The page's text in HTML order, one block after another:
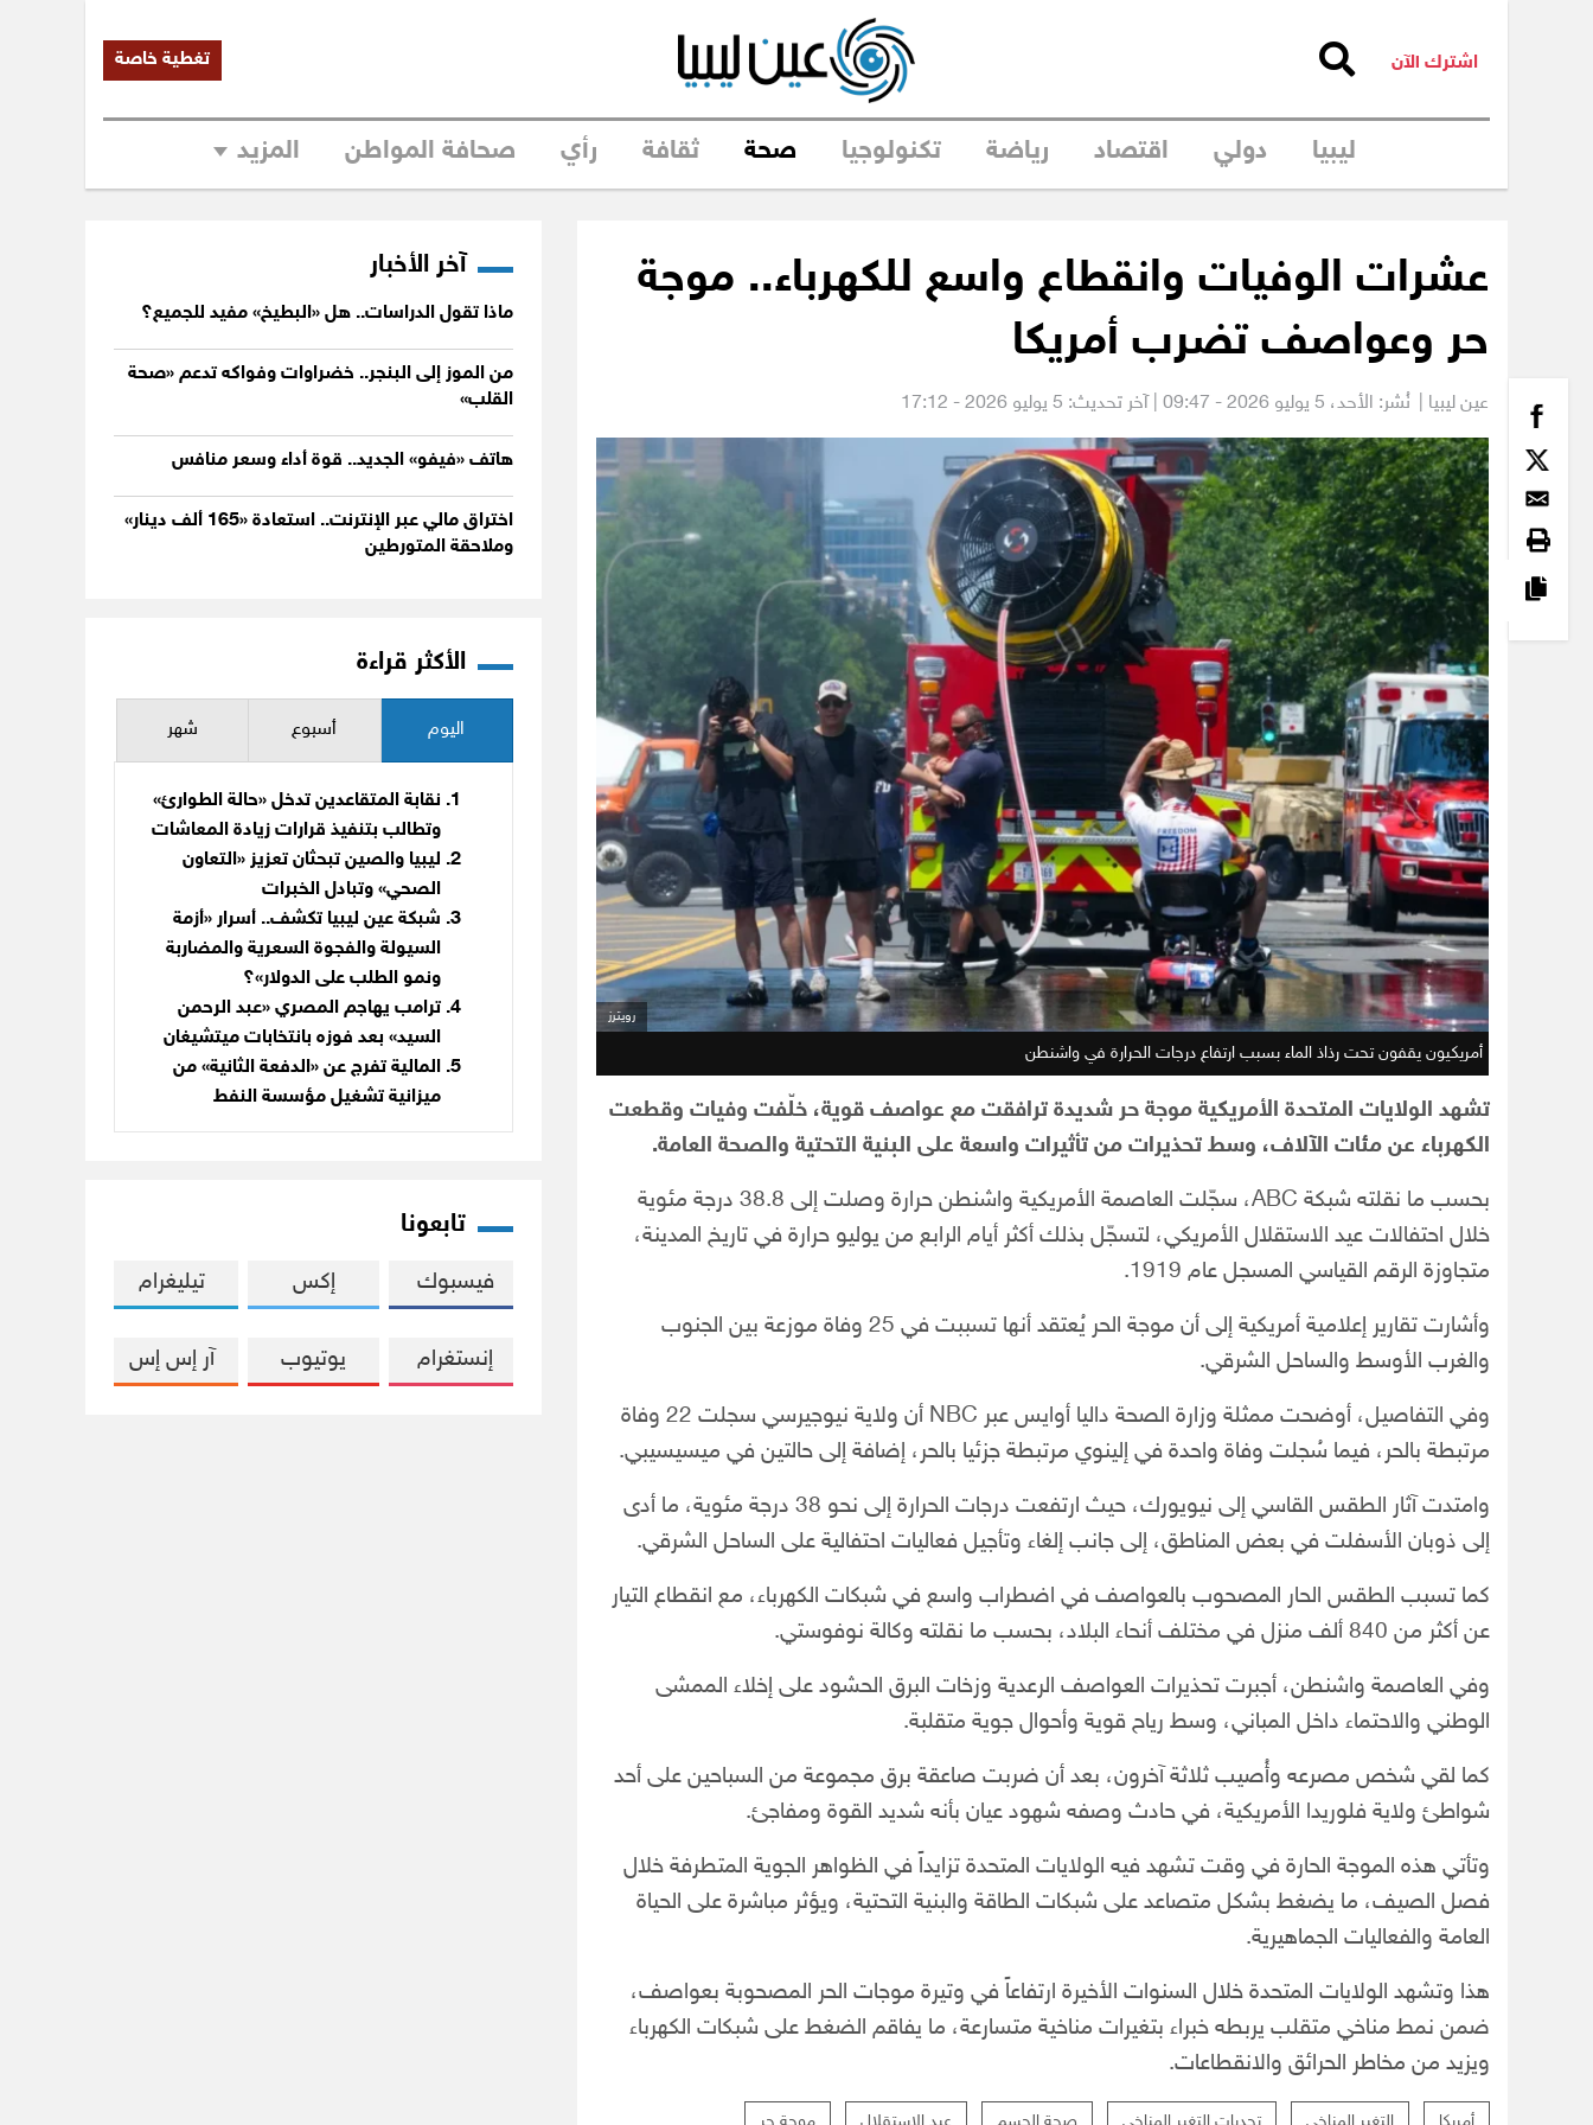
اشترك الآن تغطية خاصة
ليبيا دولي اقتصاد رياضة تكنولوجيا صحة ثقافة رأي صحافة المواطن المزيد
عشرات الوفيات وانقطاع واسع للكهرباء.. موجة
حر وعواصف تضرب أمريكا
عين ليبيا | نُشر: الأحد، | آخر تحديث: 5 يوليو 2026 - 17:12
رويترز
أمريكيون يقفون تحت رذاذ الماء بسبب ارتفاع درجات الحرارة في واشنطن
تشهد الولايات المتحدة الأمريكية موجة حر شديدة ترافقت مع عواصف قوية، خلّفت وفيات وقطعت
الكهرباء عن مئات الآلاف، وسط تحذيرات من تأثيرات واسعة على البنية التحتية والصحة العامة.
بحسب ما نقلته شبكة ABC، سجّلت العاصمة الأمريكية واشنطن حرارة وصلت إلى 38.8 درجة مئوية
خلال احتفالات عيد الاستقلال الأمريكي، لتسجّل بذلك أكثر أيام الرابع من يوليو حرارة في تاريخ المدينة،
متجاوزة الرقم القياسي المسجل عام 1919.
وأشارت تقارير إعلامية أمريكية إلى أن موجة الحر يُعتقد أنها تسببت في 25 وفاة موزعة بين الجنوب
والغرب الأوسط والساحل الشرقي.
وفي التفاصيل، أوضحت ممثلة وزارة الصحة داليا أوايس عبر NBC أن ولاية نيوجيرسي سجلت 22 وفاة
مرتبطة بالحر، فيما سُجلت وفاة واحدة في إلينوي مرتبطة جزئيا بالحر، إضافة إلى حالتين في ميسيسيبي.
وامتدت آثار الطقس القاسي إلى نيويورك، حيث ارتفعت درجات الحرارة إلى نحو 38 درجة مئوية، ما أدى
إلى ذوبان الأسفلت في بعض المناطق، إلى جانب إلغاء وتأجيل فعاليات احتفالية على الساحل الشرقي.
كما تسبب الطقس الحار المصحوب بالعواصف في اضطراب واسع في شبكات الكهرباء، مع انقطاع التيار
عن أكثر من 840 ألف منزل في مختلف أنحاء البلاد، بحسب ما نقلته وكالة نوفوستي.
وفي العاصمة واشنطن، أجبرت تحذيرات العواصف الرعدية وزخات البرق الحشود على إخلاء الممشى
الوطني والاحتماء داخل المباني، وسط رياح قوية وأحوال جوية متقلبة.
كما لقي شخص مصرعه وأُصيب ثلاثة آخرون، بعد أن ضربت صاعقة برق مجموعة من السباحين على أحد
شواطئ ولاية فلوريدا الأمريكية، في حادث وصفه شهود عيان بأنه شديد القوة ومفاجئ.
وتأتي هذه الموجة الحارة في وقت تشهد فيه الولايات المتحدة تزايداً في الظواهر الجوية المتطرفة خلال
فصل الصيف، ما يضغط بشكل متصاعد على شبكات الطاقة والبنية التحتية، ويؤثر مباشرة على الحياة
العامة والفعاليات الجماهيرية.
هذا وتشهد الولايات المتحدة خلال السنوات الأخيرة ارتفاعاً في وتيرة موجات الحر المصحوبة بعواصف،
ضمن نمط مناخي متقلب يربطه خبراء بتغيرات مناخية متسارعة، ما يفاقم الضغط على شبكات الكهرباء
ويزيد من مخاطر الحرائق والانقطاعات.
آخر الأخبار
ماذا تقول الدراسات.. هل «البطيخ» مفيد للجميع؟
من الموز إلى البنجر.. خضراوات وفواكه تدعم «صحة
القلب»
هاتف «فيفو» الجديد.. قوة أداء وسعر منافس
اختراق مالي عبر الإنترنت.. استعادة «165 ألف دينار»
وملاحقة المتورطين
الأكثر قراءة
اليوم أسبوع شهر
نقابة المتقاعدين تدخل «حالة الطوارئ»
وتطالب بتنفيذ قرارات زيادة المعاشات
ليبيا والصين تبحثان تعزيز «التعاون
الصحي» وتبادل الخبرات
شبكة عين ليبيا تكشف.. أسرار «أزمة
السيولة والفجوة السعرية والمضاربة
ونمو الطلب على الدولار»؟
ترامب يهاجم المصري «عبد الرحمن
السيد» بعد فوزه بانتخابات ميتشيغان
المالية تفرج عن «الدفعة الثانية» من
ميزانية تشغيل مؤسسة النفط
تابعونا
فيسبوك إكس تيليغرام
إنستغرام يوتيوب آر إس إس